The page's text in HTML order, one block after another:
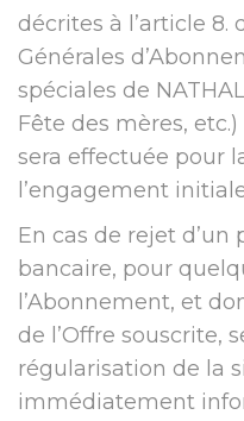
décrites à l’article 8.
Générales
spéciales de
Fête des mères,
sera effectuée pour
l’engagement
En cas de rejet
bancaire, pour
l’Abonnement, et
de l’Offre souscrite,
régularisation de la
immédiatement